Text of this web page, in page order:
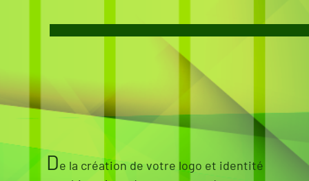
De la création de votre logo et identité